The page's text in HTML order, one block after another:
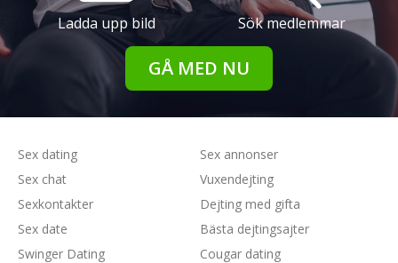
Ladda upp bild Sök medlemmar
GÅ MED NU
Sex dating
Sex chat
Sexkontakter
Sex date
Swinger Dating
Sex annonser
Vuxendejting
Dejting med gifta
Bästa dejtingsajter
Cougar dating